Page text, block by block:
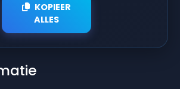
KOPIEER
ALLES